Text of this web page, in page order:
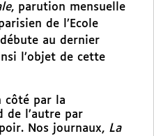
, parution mensuelle
de l’Ecole
au dernier
l’objet de cette
côté par la
de l’autre par
Nos journaux, La